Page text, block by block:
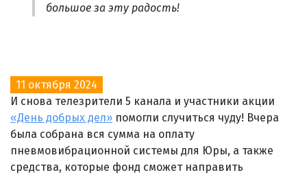
большое за эту радость!
11 октября 2024
И снова телезрители 5 канала и участники акции
«День добрых дел» помогли случиться чуду! Вчера
была собрана вся сумма на оплату
пневмовибрационной системы для Юры, а также
средства, которые фонд сможет направить